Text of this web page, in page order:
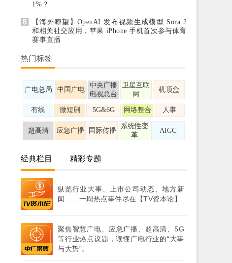
1%？
【海外瞭望】OpenAI 发布视频生成模型 Sora 2
和相关社交应用，苹果 iPhone 手机首次参与体育
赛事直播
热门标签
广电总局 中国广电
中央广播
电视总台
卫星互联
网
机顶盒
有线 微短剧 5G&6G 网络整合 人事
超高清 应急广播 国际传播
系统性变
革
AIGC
经典栏目 精彩专题
纵览行业大事、上市公司动态、地方新
闻……一周热点事件尽在【TV资本论】
聚焦智慧广电、应急广播、超高清、5G
等行业热点议题，读懂广电行业的“大事
与大势”。